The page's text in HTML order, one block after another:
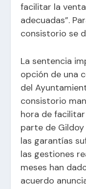
facilitar la
adecuadas”.
consistorio se
La sentencia
opción de una
del
consistorio
hora de
parte de
las garantías
las gestiones
meses han
acuerdo